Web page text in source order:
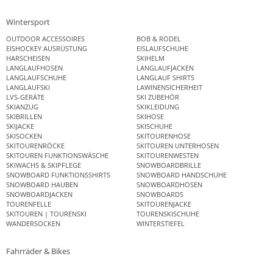
Wintersport
OUTDOOR ACCESSOIRES
BOB & RODEL
EISHOCKEY AUSRÜSTUNG
EISLAUFSCHUHE
HARSCHEISEN
SKIHELM
LANGLAUFHOSEN
LANGLAUFJACKEN
LANGLAUFSCHUHE
LANGLAUF SHIRTS
LANGLAUFSKI
LAWINENSICHERHEIT
LVS-GERÄTE
SKI ZUBEHÖR
SKIANZUG
SKIKLEIDUNG
SKIBRILLEN
SKIHOSE
SKIJACKE
SKISCHUHE
SKISOCKEN
SKITOURENHOSE
SKITOURENRÖCKE
SKITOUREN UNTERHOSEN
SKITOUREN FUNKTIONSWÄSCHE
SKITOURENWESTEN
SKIWACHS & SKIPFLEGE
SNOWBOARDBRILLE
SNOWBOARD FUNKTIONSSHIRTS
SNOWBOARD HANDSCHUHE
SNOWBOARD HAUBEN
SNOWBOARDHOSEN
SNOWBOARDJACKEN
SNOWBOARDS
TOURENFELLE
SKITOURENJACKE
SKITOUREN | TOURENSKI
TOURENSKISCHUHE
WANDERSOCKEN
WINTERSTIEFEL
Fahrräder & Bikes